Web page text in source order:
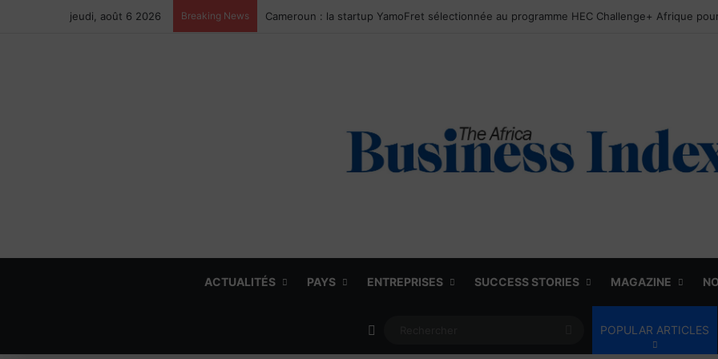
jeudi, août 6 2026 Breaking News
ACTUALITÉS PAYS ENTREPRISES SUCCESS STORIES MAGAZINE
Rechercher
POPULAR ARTICLES